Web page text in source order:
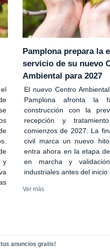
y
Pamplona prepara la
servicio de su nuevo
Ambiental para 2027
El nuevo Centro
Pamplona afronta la
construcción con la
recepción y
comienzos de 2027. La
civil marca un nuevo
entra ahora en la etapa
en marcha y
industriales antes del inicio
Ver más
tus anuncios gratis!